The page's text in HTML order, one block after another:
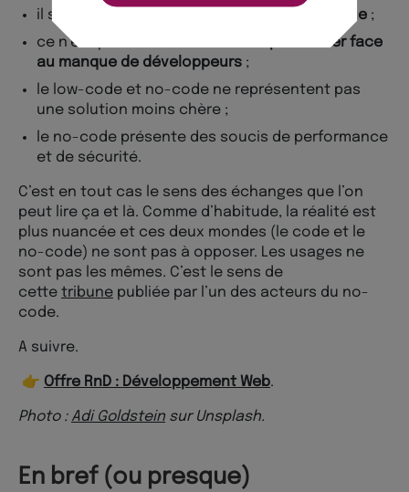
il s’agit d’un générateur de
code automatique ;
ce n’est pas une
solution viable pour lutter face
au manque de développeurs ;
le low-code et no-code ne représentent pas
une solution moins chère ;
le no-code présente des soucis de performance
et de sécurité.
C’est en tout cas le sens des échanges que l’on
peut lire ça et là. Comme d’habitude, la réalité est
plus nuancée et ces deux mondes (le code et le
no-code) ne sont pas à opposer. Les usages ne
sont pas les mêmes. C’est le sens de
cette tribune publiée par l’un des acteurs du no-
code.
A suivre.
👉 Offre RnD : Développement Web.
Photo : Adi Goldstein sur Unsplash.
En bref (ou presque)